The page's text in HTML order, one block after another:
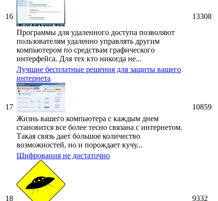
16
Программы для удаленного доступа позволяют
пользователям удаленно управлять другим
компьютером по средствам графического
интерфейса. Для тех кто никогда не...
13308
17
Лучшие бесплатные решения для защиты вашего
интернета
Жизнь вашего компьютера с каждым днем
становится все более тесно связана с интернетом.
Такая связь дает большое количество
возможностей, но и порождает кучу...
10859
18
Шифрования не достаточно
9332